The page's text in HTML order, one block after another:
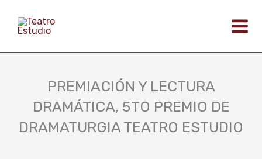
PREMIACIÓN Y LECTURA
DRAMÁTICA, 5TO PREMIO DE
DRAMATURGIA TEATRO ESTUDIO